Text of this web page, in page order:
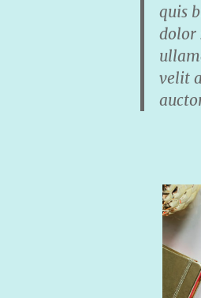
quis
dolor
velit